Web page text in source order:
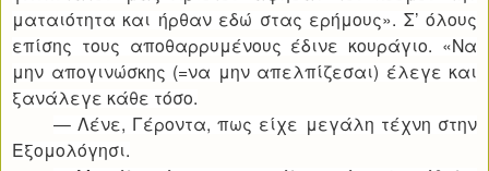
ματαιότητα και ήρθαν εδώ στας ερήμους». Σ’ όλους
επίσης τους αποθαρρυμένους έδινε κουράγιο. «Να
μην απογινώσκης (=να μην απελπίζεσαι) έλεγε και
ξανάλεγε κάθε τόσο.
— Λένε, Γέροντα, πως είχε μεγάλη τέχνη στην
Εξομολόγησι.